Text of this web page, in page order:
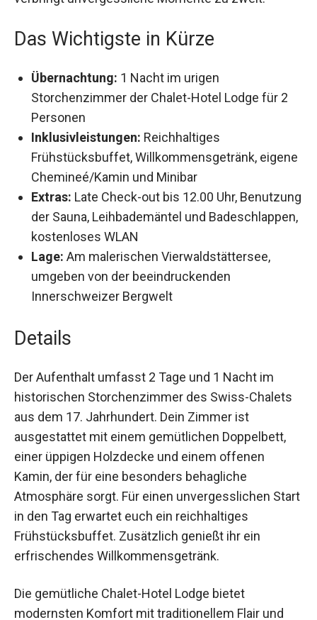
Das Wichtigste in Kürze
Übernachtung:
1 Nacht im urigen
Storchenzimmer der Chalet-Hotel Lodge für 2
Personen
Inklusivleistungen:Reichhaltiges
Frühstücksbuffet, Willkommensgetränk,
eigene Chemineé/Kamin und Minibar
Extras:
Late Check-out bis 12.00 Uhr,
Benutzung der Sauna, Leihbademäntel und
Badeschlappen, kostenloses WLAN
Am malerischen Vierwaldstättersee,
umgeben von der beeindruckenden
Details
Der Aufenthalt umfasst 2 Tage und 1 Nacht im
historischen Storchenzimmer des Swiss-Chalets
aus dem 17. Jahrhundert. Dein Zimmer ist
ausgestattet mit einem gemütlichen Doppelbett,
einer üppigen Holzdecke und einem offenen
Kamin, der für eine besonders behagliche
Atmosphäre sorgt. Für einen unvergesslichen
Start in den Tag erwartet euch ein reichhaltiges
Frühstücksbuffet. Zusätzlich genießt ihr ein
Die gemütliche Chalet-Hotel Lodge bietet